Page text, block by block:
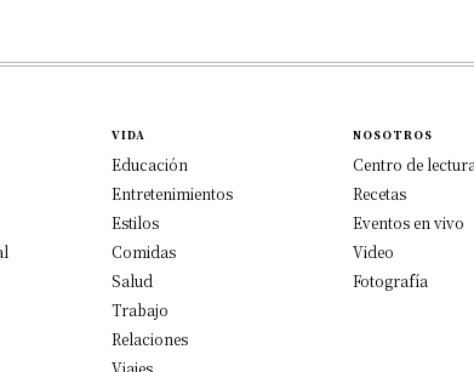
VIDA
Educación
Entretenimientos
Estilos
Comidas
Salud
Trabajo
Relaciones
Viajes
NOSOTROS
Centro de lectura
Recetas
Eventos en vivo
Video
Fotografía